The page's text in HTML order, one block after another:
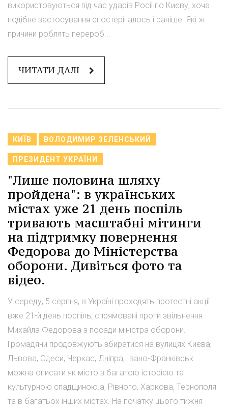
використовуються під час ударів Росії по Києву, хоча
подібне застосування спостерігалось і раніше. Які ж
причини роблять перероб...
ЧИТАТИ ДАЛІ
КИЇВ ВОЛОДИМИР ЗЕЛЕНСЬКИЙ
ПРЕЗИДЕНТ УКРАЇНИ
"Лише половина шляху
пройдена": в українських
містах уже 21 день поспіль
тривають масштабні мітинги
на підтримку повернення
Федорова до Міністерства
оборони. Дивіться фото та
відео.
У середу, 5 серпня, в Україні проходять протестні акції
вже 21-й день поспіль, спрямовані проти звільнення
Михайла Федорова з посади міністра оборони.
Громадяни продовжують збиратися на вулицях Києва,
Львова, Одеси, Черкас, Дніпра, Івано-Франківськ
можна описати як місто з багатою історією та
культурною спадщиною.а, Рівного, Харкова, Тернополя
та в багатьох інших містах. На початку цього тижня